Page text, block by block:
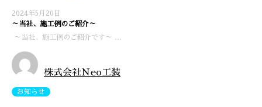
2024年5月20日
～当社、施工例のご紹介～
～当社、施工例のご紹介です～ …
株式会社Ｎeo工装
お知らせ